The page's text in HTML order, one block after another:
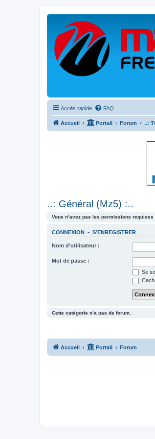
Accès rapide FAQ
Accueil Portail Forum ..:
..: Général (Mz5) :..
Vous n’avez pas les permissions
CONNEXION • S’ENREGISTRER
Nom d’utilisateur :
Mot de passe :
Se
Cette catégorie n’a pas de forum.
Accueil Portail Forum